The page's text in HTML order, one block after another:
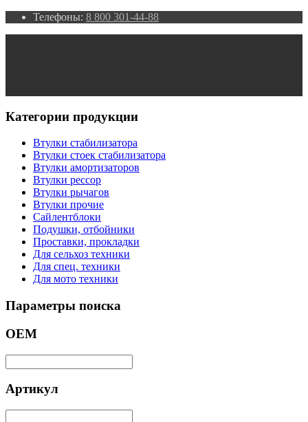
Телефоны: 8 800 301-44-88
Категории продукции
Втулки стабилизатора
Втулки стоек стабилизатора
Втулки амортизаторов
Втулки рессор
Втулки рычагов
Втулки прочие
Сайлентблоки
Подушки, отбойники
Проставки, прокладки
Для сельхоз техники
Для спец. техники
Для мото техники
Параметры поиска
ОЕМ
Артикул